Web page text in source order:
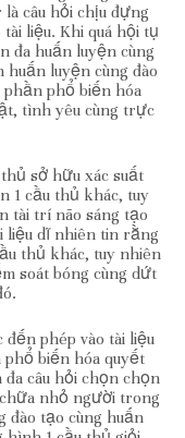
câu hỏi chịu đựng
liệu. Khi quá hội tụ
đa huấn luyện cùng
huấn luyện cùng đào
phổ biến hóa
tình yêu cùng trực
sở hữu xác suất
1 cầu thủ khác, tuy
tài trí não sáng tạo
liệu dĩ nhiên tin rằng
thủ khác, tuy nhiên
soát bóng cùng dứt
phép vào tài liệu
biến hóa quyết
câu hỏi chọn chọn
nhỏ người trong
đào tạo cùng huấn